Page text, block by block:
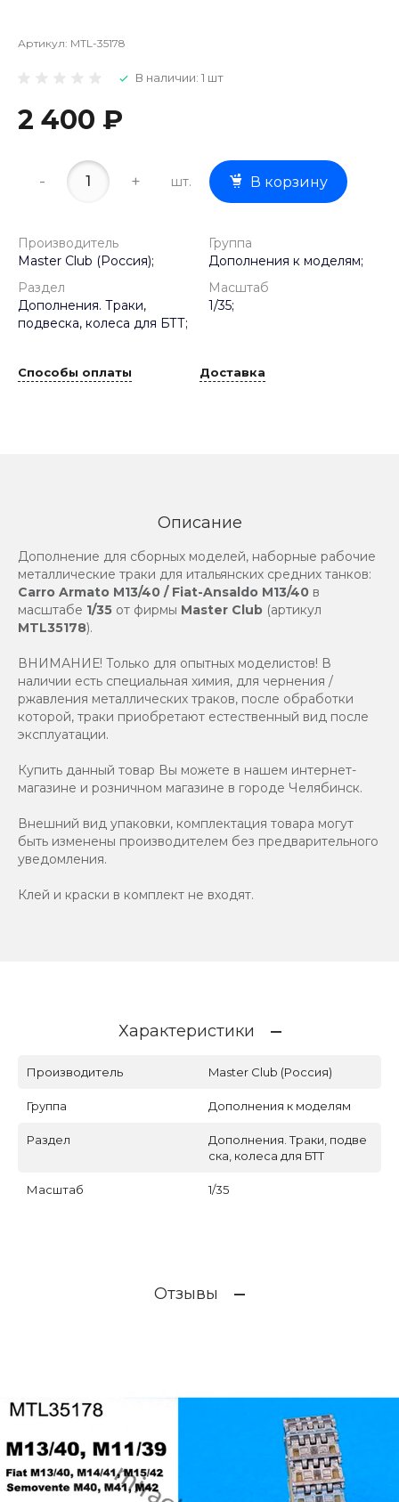
Артикул: MTL-35178
В наличии: 1 шт
2 400 ₽
- + шт. В корзину
Производитель
Master Club (Россия);
Группа
Дополнения к моделям;
Раздел
Дополнения. Траки,
подвеска, колеса для БТТ;
Масштаб
1/35;
Способы оплаты Доставка
Описание
Дополнение для сборных моделей, наборные рабочие
металлические траки для итальянских средних танков:
Carro Armato M13/40 / Fiat-Ansaldo M13/40 в
масштабе 1/35 от фирмы Master Club (артикул
MTL35178).
ВНИМАНИЕ! Только для опытных моделистов! В
наличии есть специальная химия, для чернения /
ржавления металлических траков, после обработки
которой, траки приобретают естественный вид после
эксплуатации.
Купить данный товар Вы можете в нашем интернет-
магазине и розничном магазине в городе Челябинск.
Внешний вид упаковки, комплектация товара могут
быть изменены производителем без предварительного
уведомления.
Клей и краски в комплект не входят.
Характеристики
Производитель Master Club (Россия)
Группа Дополнения к моделям
Раздел
Дополнения. Траки, подве
ска, колеса для БТТ
Масштаб 1/35
Отзывы